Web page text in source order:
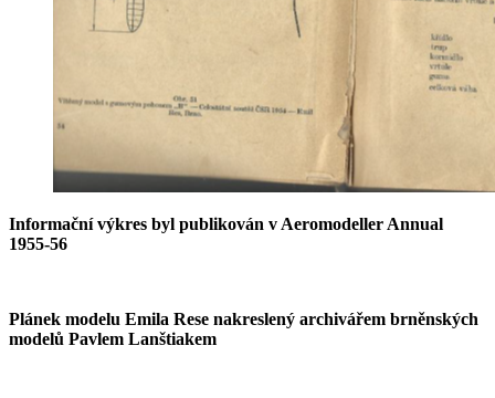
Informační výkres byl publikován v Aeromodeller Annual
1955-56
Plánek modelu Emila Rese nakreslený archivářem brněnských
modelů Pavlem Lanštiakem